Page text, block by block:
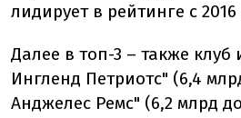
лидирует в рейтинге с 2016
Далее в топ-3 – также
Ингленд Петриотс" (6,4
Анджелес Ремс" (6,2 млрд